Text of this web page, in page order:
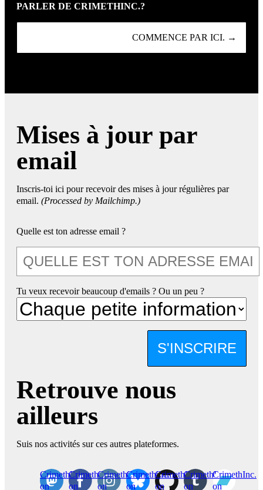
PARLER DE CRIMETHINC.?
COMMENCE PAR ICI. →
Mises à jour par
email
Inscris-toi ici pour recevoir des mises à jour régulières par
email. (Processed by Mailchimp.)
Quelle est ton adresse email ?
Tu veux recevoir beaucoup d'emails ? Ou un peu ?
S'INSCRIRE
Retrouve nous
ailleurs
Suis nos activités sur ces autres plateformes.
CrimethInc.
on
Crimethinc.
on
Crimethinc.
on
Crimethinc.
on
CrimethInc.
on
CrimethInc.
on
CrimethInc.
on